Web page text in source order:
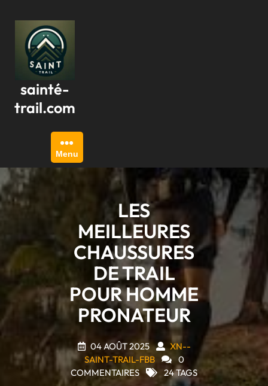
contenu
sainté-
trail.com
Menu
LES
MEILLEURES
CHAUSSURES
DE TRAIL
POUR HOMME
PRONATEUR
04 AOÛT 2025
XN--
SAINT-TRAIL-FBB
0
COMMENTAIRES
24 TAGS